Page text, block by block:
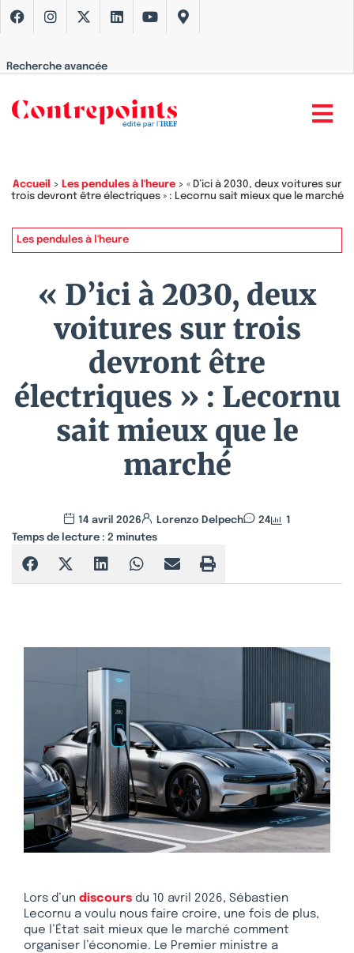
Recherche avancée
Accueil > Les pendules à l'heure > « D’ici à 2030, deux voitures sur
trois devront être électriques » : Lecornu sait mieux que le marché
Les pendules à l'heure
« D’ici à 2030, deux
voitures sur trois
devront être
électriques » : Lecornu
sait mieux que le
marché
14 avril 2026 Lorenzo Delpech 24
1
Temps de lecture : 2 minutes
Lors d’un discours du 10 avril 2026, Sébastien
Lecornu a voulu nous faire croire, une fois de plus,
que l’État sait mieux que le marché comment
organiser l’économie. Le Premier ministre a